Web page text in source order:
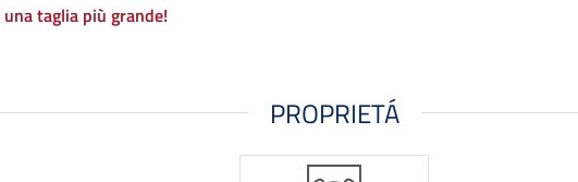
taglia più grande!
PROPRIETÁ